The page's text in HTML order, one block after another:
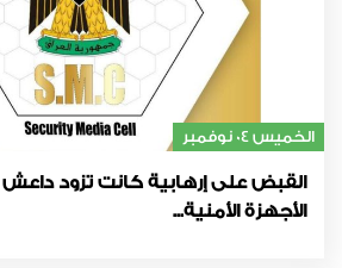
الخميس 04 نوفمبر
القبض على إرهابية كانت تزود
الأجهزة الأمنية...